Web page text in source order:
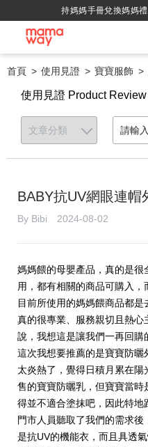
持媽媽手冊兌換媽媽
首頁 使用見證 寶寶服飾
使用見證 Product Review
BABY抗UV網眼連帽
By Bibi 2024-08-02
媽媽餵的母嬰產品，真的是
用，都有相關的商品可購入，
目前所使用的媽媽餵商品都
真的很專業、服務親切且熱
說，我想這是讓我們一再回購
這次我想要推薦的是寶寶防
太炎熱了，覺得日積月累在
售的寶寶防曬乳，但寶寶當時
得並不適合塗抹吧，因此特地
門市人員聽取了我們的需求
是抗UV的機能衣，而且具透